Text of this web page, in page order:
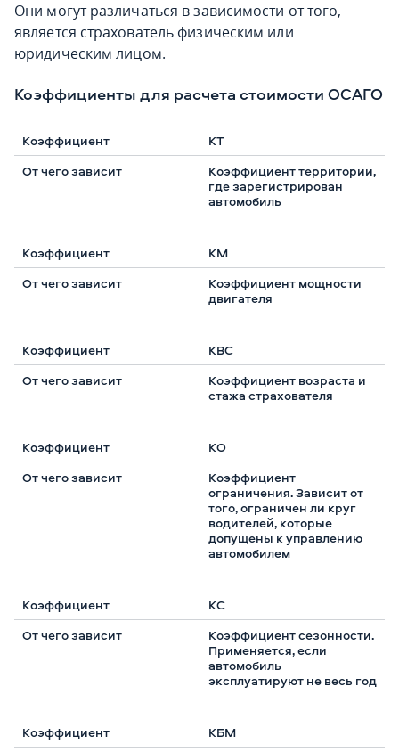
Они могут различаться в зависимости от того,
является страхователь физическим или
юридическим лицом.
Коэффициенты для расчета стоимости ОСАГО
КТ
Коэффициент территории,
где зарегистрирован
автомобиль
КМ
Коэффициент мощности
двигателя
КВС
Коэффициент возраста и
стажа страхователя
КО
Коэффициент
ограничения. Зависит от
того, ограничен ли круг
водителей, которые
допущены к управлению
автомобилем
КС
Коэффициент сезонности.
Применяется, если
автомобиль
эксплуатируют не весь год
КБМ